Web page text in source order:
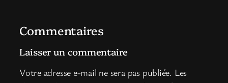
Commentaires
Laisser un commentaire
Votre adresse e-mail ne sera pas publiée. Les